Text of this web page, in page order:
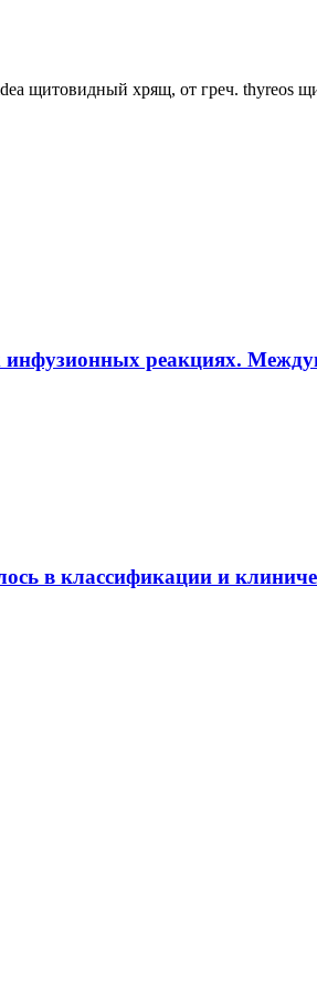
щитовидный хрящ, от греч. thyreos
реакциях.
в классификации и